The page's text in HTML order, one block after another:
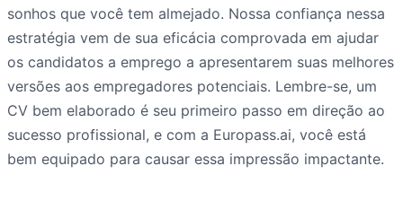
sonhos que você tem almejado. Nossa confiança nessa
estratégia vem de sua eficácia comprovada em ajudar
os candidatos a emprego a apresentarem suas melhores
versões aos empregadores potenciais. Lembre-se, um
CV bem elaborado é seu primeiro passo em direção ao
sucesso profissional, e com a Europass.ai, você está
bem equipado para causar essa impressão impactante.